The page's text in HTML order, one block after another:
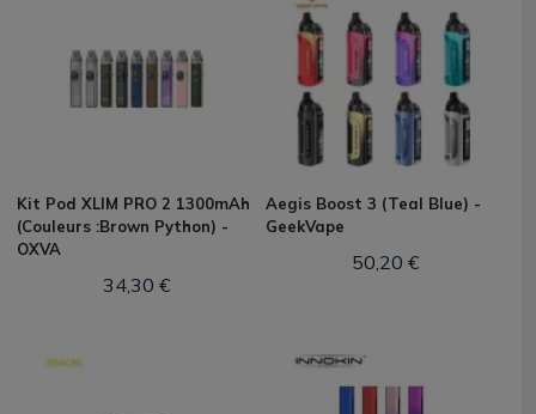
Kit Pod XLIM PRO 2 1300mAh
(Couleurs :Brown Python) -
OXVA
34,30 €
Aegis Boost 3 (Teal Blue) -
GeekVape
50,20 €